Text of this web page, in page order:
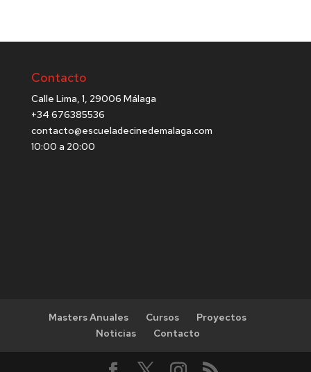
Contacto
Calle Lima, 1, 29006 Málaga
+34 676385536
contacto@escueladecinedemalaga.com
10:00 a 20:00
Masters Anuales Cursos
Proyectos
Noticias
Contacto